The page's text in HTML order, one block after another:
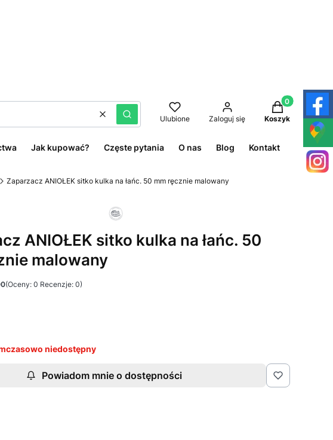
WyczyśćSzukaj Ulubione Zaloguj się
Produkty w
Koszyk
Jak kupować? Częste pytania O nas Blog Kontakt
Zaparzacz ANIOŁEK sitko kulka na łańc. 50 mm ręcznie malowany
ANIOŁEK sitko kulka na łańc. 50
malowany
(Oceny: 0 Recenzje: 0)
niedostępny
Powiadom mnie o dostępności